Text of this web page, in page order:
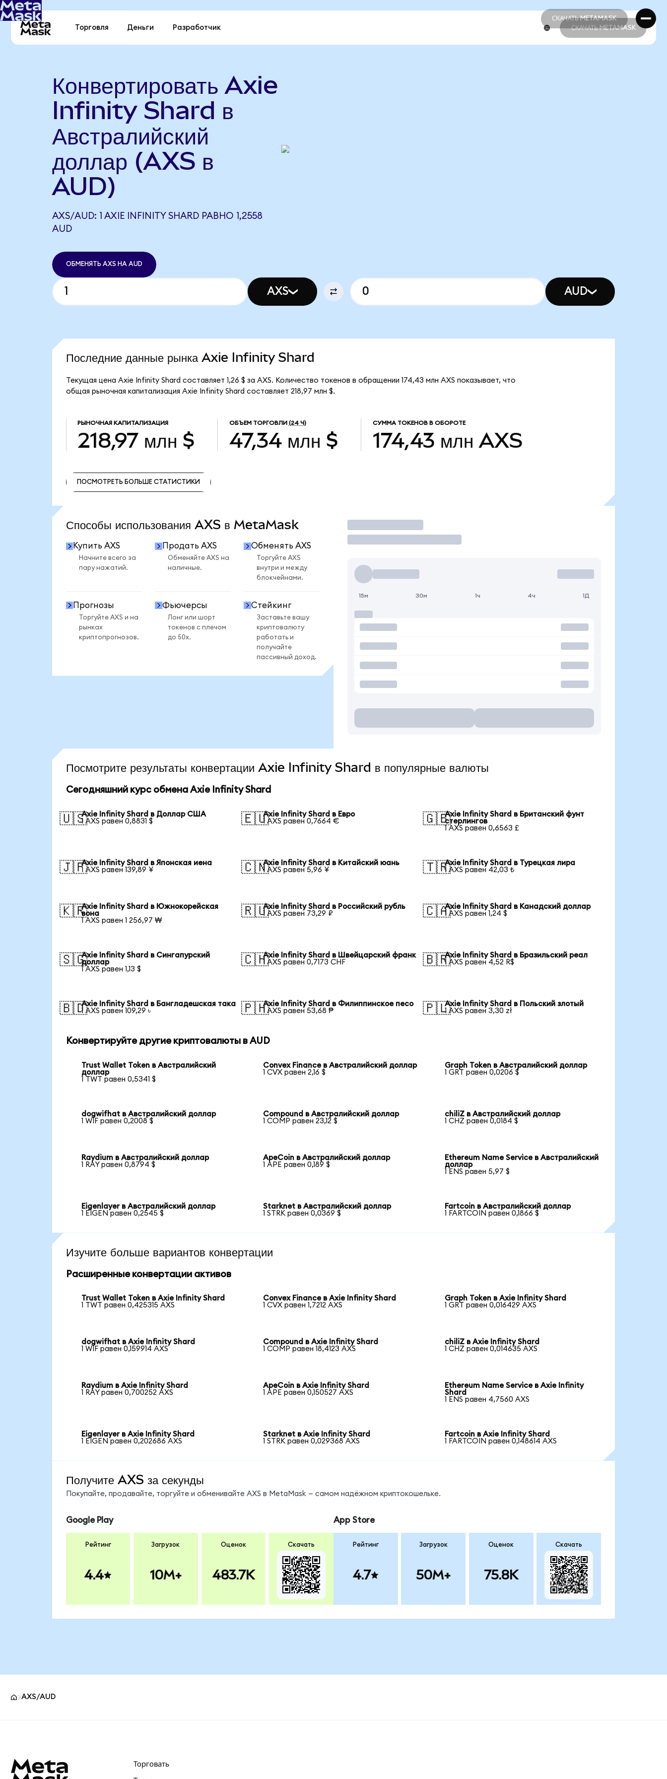
СКАЧАТЬ METAMASK
СКАЧАТЬ METAMASK
Торговля Деньги Разработчик СКАЧАТЬ METAMASK
Конвертировать Axie
Infinity Shard в
Австралийский
доллар (AXS в
AUD)
AXS/AUD: 1 AXIE INFINITY SHARD РАВНО 1,2558
AUD
ОБМЕНЯТЬ AXS НА AUD
AXS AUD
Последние данные рынка Axie Infinity Shard
Текущая цена Axie Infinity Shard составляет 1,26 $ за AXS. Количество токенов в обращении 174,43 млн AXS показывает, что
общая рыночная капитализация Axie Infinity Shard составляет 218,97 млн $.
РЫНОЧНАЯ КАПИТАЛИЗАЦИЯ
218,97 млн $
ОБЪЕМ ТОРГОВЛИ (24 Ч)
47,34 млн $
СУММА ТОКЕНОВ В ОБОРОТЕ
174,43 млн AXS
ПОСМОТРЕТЬ БОЛЬШЕ СТАТИСТИКИ
Способы использования AXS в MetaMask
Купить AXS
Начните всего за
пару нажатий.
Продать AXS
Обменяйте AXS на
наличные.
Обменять AXS
Торгуйте AXS
внутри и между
блокчейнами.
Прогнозы
Торгуйте AXS и на
рынках
криптопрогнозов.
Фьючерсы
Лонг или шорт
токенов с плечом
до 50x.
Стейкинг
Заставьте вашу
криптовалюту
работать и
получайте
пассивный доход.
Торговать
15м 30м 1ч 4ч 1Д
Посмотрите результаты конвертации Axie Infinity Shard в популярные валюты
Сегодняшний курс обмена Axie Infinity Shard
🇺🇸Axie Infinity Shard в Доллар США
1 AXS равен 0,8831 $
🇪🇺Axie Infinity Shard в Евро
1 AXS равен 0,7664 €
🇬🇧Axie Infinity Shard в Британский фунт
стерлингов
1 AXS равен 0,6563 £
🇯🇵Axie Infinity Shard в Японская иена
1 AXS равен 139,89 ¥
🇨🇳Axie Infinity Shard в Китайский юань
1 AXS равен 5,96 ¥
🇹🇷Axie Infinity Shard в Турецкая лира
1 AXS равен 42,03 ₺
🇰🇷Axie Infinity Shard в Южнокорейская
вона
1 AXS равен 1 256,97 ₩
🇷🇺Axie Infinity Shard в Российский рубль
1 AXS равен 73,29 ₽
🇨🇦Axie Infinity Shard в Канадский доллар
1 AXS равен 1,24 $
🇸🇬Axie Infinity Shard в Сингапурский
доллар
1 AXS равен 1,13 $
🇨🇭Axie Infinity Shard в Швейцарский франк
1 AXS равен 0,7173 CHF
🇧🇷Axie Infinity Shard в Бразильский реал
1 AXS равен 4,52 R$
🇧🇩Axie Infinity Shard в Бангладешская така
1 AXS равен 109,29 ৳
🇵🇭Axie Infinity Shard в Филиппинское песо
1 AXS равен 53,68 ₱
🇵🇱Axie Infinity Shard в Польский злотый
1 AXS равен 3,30 zł
Конвертируйте другие криптовалюты в AUD
Trust Wallet Token в Австралийский
доллар
1 TWT равен 0,5341 $
Convex Finance в Австралийский доллар
1 CVX равен 2,16 $
Graph Token в Австралийский доллар
1 GRT равен 0,0206 $
dogwifhat в Австралийский доллар
1 WIF равен 0,2008 $
Compound в Австралийский доллар
1 COMP равен 23,12 $
chiliZ в Австралийский доллар
1 CHZ равен 0,0184 $
Raydium в Австралийский доллар
1 RAY равен 0,8794 $
ApeCoin в Австралийский доллар
1 APE равен 0,189 $
Ethereum Name Service в Австралийский
доллар
1 ENS равен 5,97 $
Eigenlayer в Австралийский доллар
1 EIGEN равен 0,2545 $
Starknet в Австралийский доллар
1 STRK равен 0,0369 $
Fartcoin в Австралийский доллар
1 FARTCOIN равен 0,1866 $
Изучите больше вариантов конвертации
Расширенные конвертации активов
Trust Wallet Token в Axie Infinity Shard
1 TWT равен 0,425315 AXS
Convex Finance в Axie Infinity Shard
1 CVX равен 1,7212 AXS
Graph Token в Axie Infinity Shard
1 GRT равен 0,016429 AXS
dogwifhat в Axie Infinity Shard
1 WIF равен 0,159914 AXS
Compound в Axie Infinity Shard
1 COMP равен 18,4123 AXS
chiliZ в Axie Infinity Shard
1 CHZ равен 0,014635 AXS
Raydium в Axie Infinity Shard
1 RAY равен 0,700252 AXS
ApeCoin в Axie Infinity Shard
1 APE равен 0,150527 AXS
Ethereum Name Service в Axie Infinity
Shard
1 ENS равен 4,7560 AXS
Eigenlayer в Axie Infinity Shard
1 EIGEN равен 0,202686 AXS
Starknet в Axie Infinity Shard
1 STRK равен 0,029368 AXS
Fartcoin в Axie Infinity Shard
1 FARTCOIN равен 0,148614 AXS
Получите AXS за секунды
Покупайте, продавайте, торгуйте и обменивайте AXS в MetaMask — самом надёжном криптокошельке.
Google Play
Рейтинг
4.4
Загрузок
10M+
Оценок
483.7K
Скачать
App Store
Рейтинг
4.7
Загрузок
50M+
Оценок
75.8K
Скачать
AXS/AUD
Торговать